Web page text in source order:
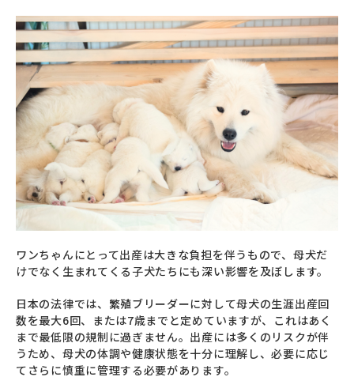
ワンちゃんにとって出産は大きな負担を伴うもので、母犬だ
けでなく生まれてくる子犬たちにも深い影響を及ぼします。
日本の法律では、繁殖ブリーダーに対して母犬の生涯出産回
数を最大6回、または7歳までと定めていますが、これはあく
まで最低限の規制に過ぎません。出産には多くのリスクが伴
うため、母犬の体調や健康状態を十分に理解し、必要に応じ
てさらに慎重に管理する必要があります。